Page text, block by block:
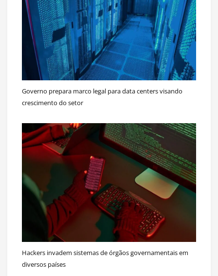
Governo prepara marco legal para data centers visando
crescimento do setor
Hackers invadem sistemas de órgãos governamentais em
diversos países